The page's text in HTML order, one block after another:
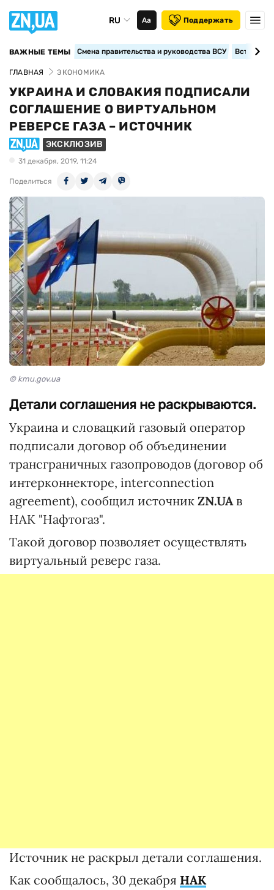
RU Аа Поддержать
ВАЖНЫЕ ТЕМЫ Смена правительства и руководства ВСУ
ГЛАВНАЯ ЭКОНОМИКА
УКРАИНА И СЛОВАКИЯ ПОДПИСАЛИ
СОГЛАШЕНИЕ О ВИРТУАЛЬНОМ
РЕВЕРСЕ ГАЗА – ИСТОЧНИК
ЭКСКЛЮЗИВ
31 декабря, 2019, 11:24
Поделиться
© kmu.gov.ua
Детали соглашения не раскрываются.
Украина и словацкий газовый оператор
подписали договор об объединении
трансграничных газопроводов (договор об
интерконнекторе, interconnection
agreement), сообщил источник ZN.UAв
НАК "Нафтогаз".
Такой договор позволяет осуществлять
виртуальный реверс газа.
Источник не раскрыл детали соглашения.
Как сообщалось, 30 декабря НАК